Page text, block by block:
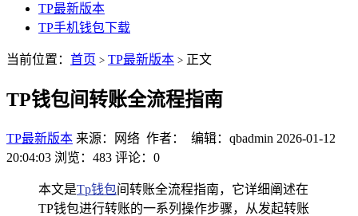
TP最新版本
TP手机钱包下载
当前位置： 首页 > TP最新版本 > 正文
TP钱包间转账全流程指南
TP最新版本 来源：网络 作者： 编辑：qbadmin 2026-01-12
20:04:03 浏览：483 评论：0
本文是Tp钱包间转账全流程指南，它详细阐述在
TP钱包进行转账的一系列操作步骤，从发起转账